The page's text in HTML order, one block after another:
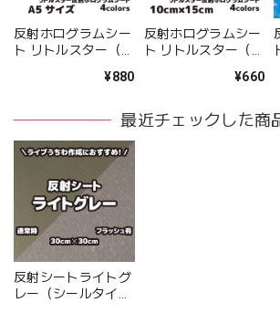
反射ホログラムシー
ト リトルスター（シ
¥880
反射ホログラムシー
ト リトルスター（シ
10cm×15cm 全4カ
¥660
最近チェックした商
反射シートライトグ
レー（シールタイ